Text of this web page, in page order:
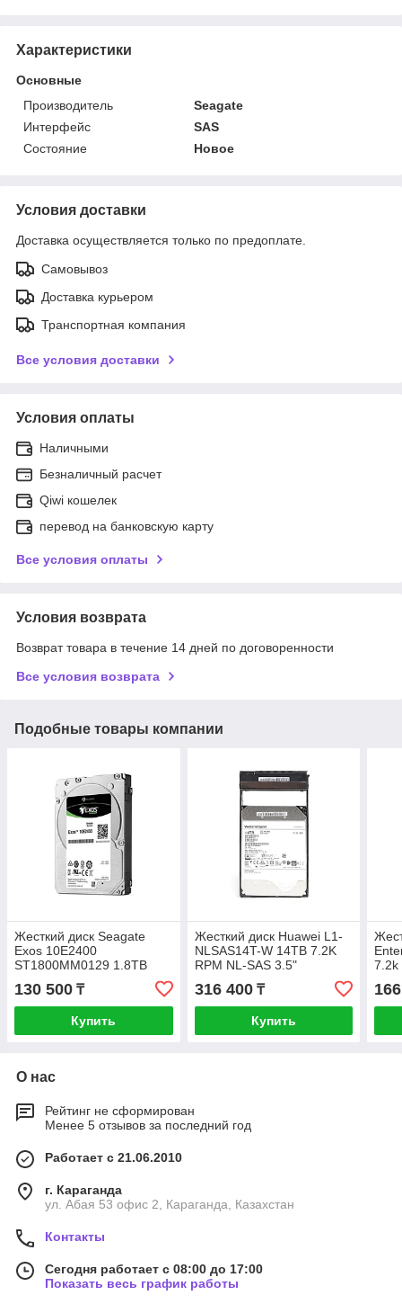
Характеристики
Основные
Производитель
Seagate
Интерфейс
SAS
Состояние
Новое
Условия доставки
Доставка осуществляется только по предоплате.
Самовывоз
Доставка курьером
Транспортная компания
Все условия доставки
Условия оплаты
Наличными
Безналичный расчет
Qiwi кошелек
перевод на банковскую карту
Все условия оплаты
Условия возврата
Возврат товара в течение 14 дней по договоренности
Все условия возврата
Подобные товары компании
Жесткий диск Seagate
Exos 10E2400
ST1800MM0129 1.8TB
130 500 ₸
Купить
Жесткий диск Huawei L1-
NLSAS14T-W 14TB 7.2K
RPM NL-SAS 3.5"
316 400₸
Купить
7.2k
О нас
Рейтинг не сформирован
Менее 5 отзывов за последний год
Работает с 21.06.2010
г. Караганда
ул. Абая 53 офис 2, Караганда, Казахстан
Контакты
Сегодня работает с 08:00 до 17:00
Показать весь график работы